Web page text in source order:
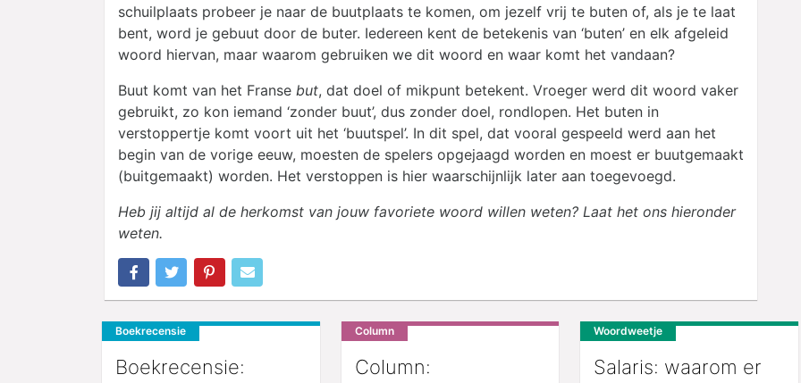
schuilplaats probeer je naar de buutplaats te komen, om jezelf vrij te buten of, als je te laat
bent, word je gebuut door de buter. Iedereen kent de betekenis van ‘buten’ en elk afgeleid
woord hiervan, maar waarom gebruiken we dit woord en waar komt het vandaan?
Buut komt van het Franse but, dat doel of mikpunt betekent. Vroeger werd dit woord vaker
gebruikt, zo kon iemand ‘zonder buut’, dus zonder doel, rondlopen. Het buten in
verstoppertje komt voort uit het ‘buutspel’. In dit spel, dat vooral gespeeld werd aan het
begin van de vorige eeuw, moesten de spelers opgejaagd worden en moest er buutgemaakt
(buitgemaakt) worden. Het verstoppen is hier waarschijnlijk later aan toegevoegd.
Heb jij altijd al de herkomst van jouw favoriete woord willen weten? Laat het ons hieronder
weten.
Boekrecensie
Boekrecensie:
Column
Column:
Woordweetje
Salaris: waarom er